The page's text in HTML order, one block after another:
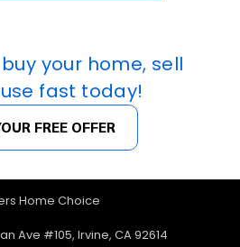
your home, sell
fast today!
FREE OFFER
Home Choice
Ave #105, Irvine, CA 92614